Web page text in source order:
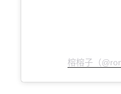
榕榕子（